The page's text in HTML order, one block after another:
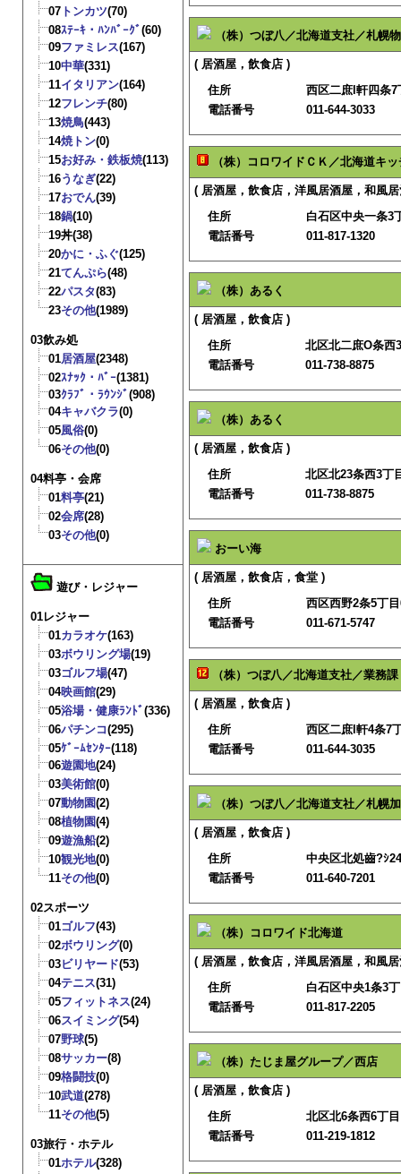
07 トンカツ(70)
08ｽﾃｰｷ・ﾊﾝﾊﾞｰｸﾞ(60)
09ファミレス(167)
10中華(331)
11イタリアン(164)
12フレンチ(80)
13焼鳥(443)
14焼トン(0)
15お好み・鉄板焼(113)
16うなぎ(22)
17おでん(39)
18鍋(10)
19丼(38)
20かに・ふぐ(125)
21てんぷら(48)
22パスタ(83)
23その他(1989)
03飲み処
01居酒屋(2348)
02ｽﾅｯｸ・ﾊﾞｰ(1381)
03ｸﾗﾌﾞ・ﾗｳﾝｼﾞ(908)
04キャバクラ(0)
05風俗(0)
06その他(0)
04料亭・会席
01料亭(21)
02会席(28)
03その他(0)
遊び・レジャー
01レジャー
01カラオケ(163)
03ボウリング場(19)
03ゴルフ場(47)
04映画館(29)
05浴場・健康ﾗﾝﾄﾞ(336)
06パチンコ(295)
05ｹﾞｰﾑｾﾝﾀｰ(118)
06遊園地(24)
03美術館(0)
07動物園(2)
08植物園(4)
09遊漁船(2)
10観光地(0)
11その他(0)
02スポーツ
01ゴルフ(43)
02ボウリング(0)
03ビリヤード(53)
04テニス(31)
05フィットネス(24)
06スイミング(54)
07野球(5)
08サッカー(8)
09格闘技(0)
10武道(278)
11その他(5)
03旅行・ホテル
01ホテル(328)
（株）つぼ八／北海道支社／札幌
( 居酒屋，飲食店 )
住所
西区二庶l軒四条
電話番号
011-644-3033
（株）コロワイドＣＫ／北海道キ
( 居酒屋，飲食店，洋風居酒屋，和風
住所
白石区中央一条3
電話番号
011-817-1320
（株）あるく
( 居酒屋，飲食店 )
住所
北区北二庶O条
電話番号
011-738-8875
（株）あるく
( 居酒屋，飲食店 )
住所
北区北23条西3丁
電話番号
011-738-8875
おーい海
( 居酒屋，飲食店，食堂 )
住所
西区西野2条5丁
電話番号
011-671-5747
（株）つぼ八／北海道支社／業務課
( 居酒屋，飲食店 )
住所
西区二庶l軒4条7
電話番号
011-644-3035
（株）つぼ八／北海道支社／札幌
( 居酒屋，飲食店 )
住所
中央区北処齒?ｼ
電話番号
011-640-7201
（株）コロワイド北海道
( 居酒屋，飲食店，洋風居酒屋，和風
住所
白石区中央1条3
電話番号
011-817-2205
（株）たじま屋グループ／西店
( 居酒屋，飲食店 )
住所
北区北6条西6丁
電話番号
011-219-1812